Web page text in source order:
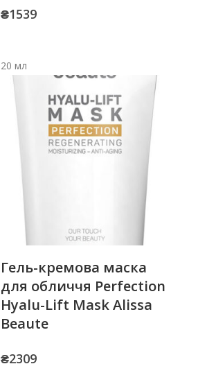
₴1539
20 мл
Гель-кремова маска
для обличчя Perfection
Hyalu-Lift Mask Alissa
Beaute
₴2309